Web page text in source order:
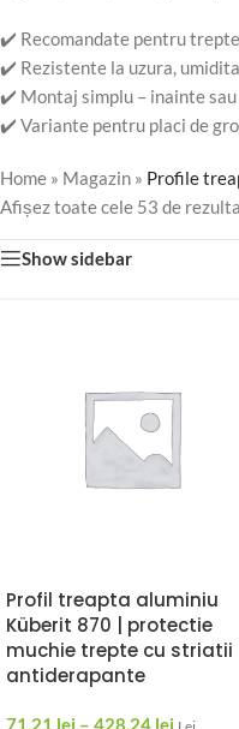
✔️ Recomandate pentru
✔️ Rezistente la uzura,
✔️ Montaj simplu – inainte sau
✔️ Variante pentru placi de
Home » Magazin » Profile
Afișez toate cele 53 de
Show sidebar
Profil treapta aluminiu
Küberit 870 | protectie
muchie trepte cu striatii
antiderapante
71,21 lei – 428,24 lei